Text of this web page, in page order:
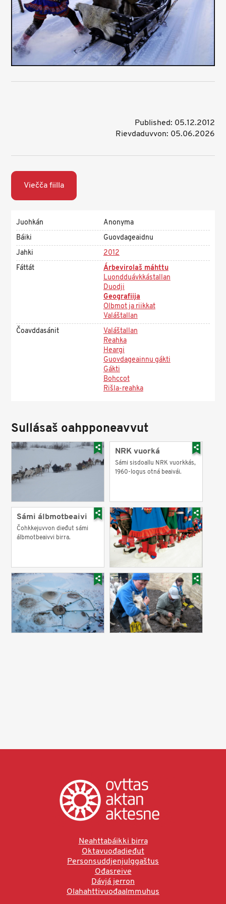
Published: 05.12.2012
Rievdaduvvon: 05.06.2026
Viečča fiilla
Juohkán
Anonyma
Báiki
Guovdageaidnu
Jahki
2012
Fáttát
Árbevirolaš máhttu
Luondduávkkástallan
Duodji
Geografiija
Olbmot ja riikkat
Valáštallan
Čoavddasánit
Valáštallan
Reahka
Heargi
Guovdageainnu gákti
Gákti
Bohccot
Rišla-reahka
Sullásaš oahpponeavvut
NRK vuorká
Sámi sisdoallu NRK vuorkkás,
1960-logus otná beaivái.
Sámi álbmotbeaivi
Čohkkejuvvon dieđut sámi
álbmotbeaivvi birra.
Neahttabáikki birra
Oktavuođadieđut
Personsuddjenjulggaštus
Ođasreive
Dávjá jerron
Olahahttivuođaalmmuhus